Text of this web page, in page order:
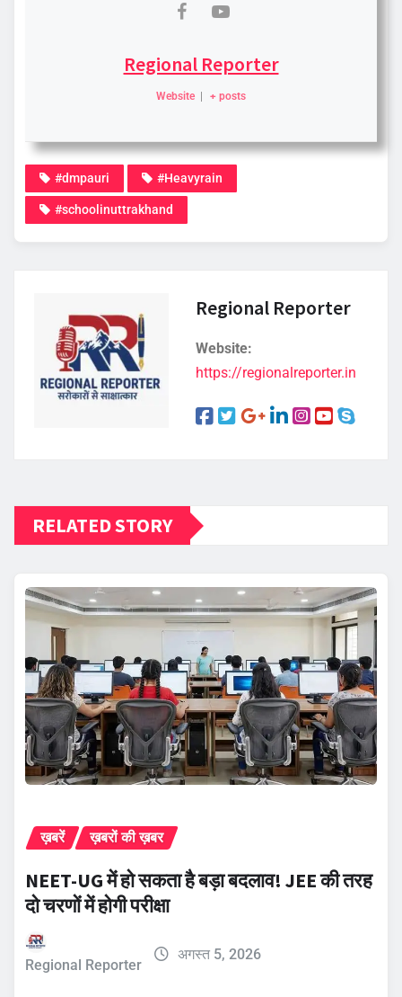
Regional Reporter
Website + posts
#dmpauri #Heavyrain
#schoolinuttrakhand
Regional Reporter
Website:
https://regionalreporter.in
RELATED STORY
ख़बरें ख़बरों की ख़बर
NEET-UG में हो सकता है बड़ा बदलाव! JEE की तरह
दो चरणों में होगी परीक्षा
Regional Reporter
अगस्त 5, 2026